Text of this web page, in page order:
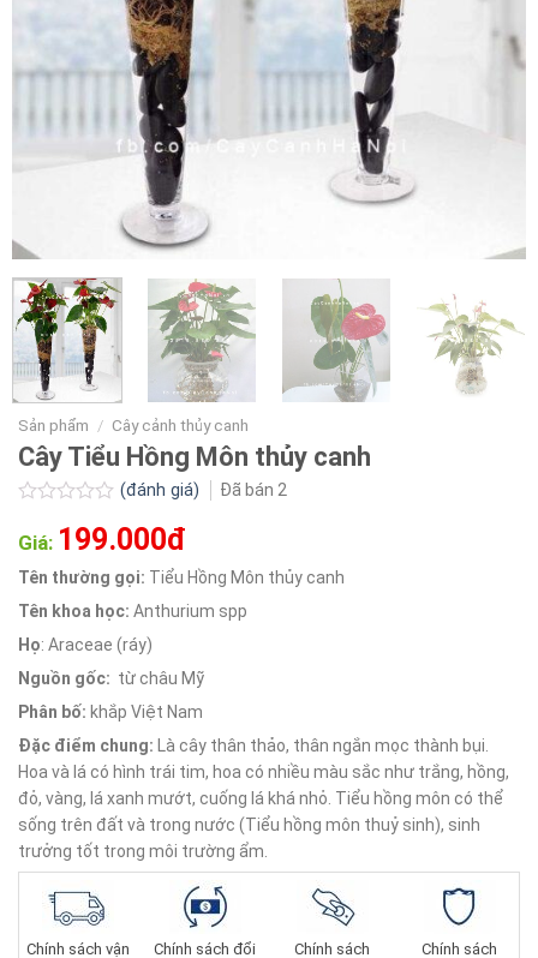
Sản phẩm / Cây cảnh thủy canh
Cây Tiểu Hồng Môn thủy canh
xếp
0.0
sao
(đánh giá) Đã bán 2
Giá: 199.000đ
Tên thường gọi: Tiểu Hồng Môn thủy canh
Tên khoa học: Anthurium spp
Họ: Araceae (ráy)
Nguồn gốc: từ châu Mỹ
Phân bố: khắp Việt Nam
Đặc điểm chung:
Là cây thân thảo, thân ngắn mọc thành bụi.
Hoa và lá có hình trái tim, hoa có nhiều màu sắc như trắng, hồng,
đỏ, vàng, lá xanh mướt, cuống lá khá nhỏ. Tiểu hồng môn có thể
sống trên đất và trong nước (Tiểu hồng môn thuỷ sinh), sinh
trưởng tốt trong môi trường ẩm.
Chính sách vận
Chính sách đổi
Chính sách
Chính sách